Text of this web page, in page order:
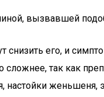
вызвавшей
его, и
сложнее, так как
женьшеня,